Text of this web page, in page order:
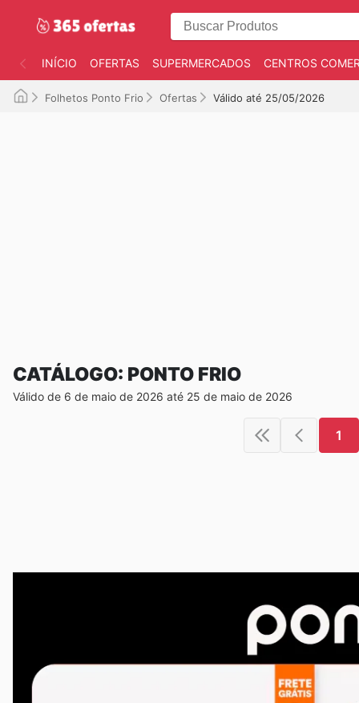
INÍCIO OFERTAS SUPERMERCADOS CENTROS
Folhetos Ponto Frio Ofertas Válido até 25/05/2026
CATÁLOGO: PONTO FRIO
Válido de 6 de maio de 2026 até 25 de maio de 2026
1